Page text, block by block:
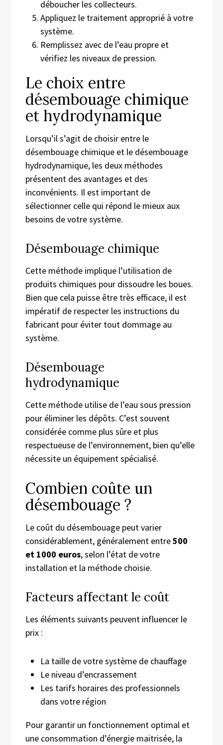
déboucher les collecteurs.
Appliquez le traitement approprié à votre
système.
Remplissez avec de l’eau propre et
vérifiez les niveaux de pression.
Le choix entre
désembouage chimique
et hydrodynamique
Lorsqu’il s’agit de choisir entre le
désembouage chimique et le désembouage
hydrodynamique, les deux méthodes
présentent des avantages et des
inconvénients. Il est important de
sélectionner celle qui répond le mieux aux
besoins de votre système.
Désembouage chimique
Cette méthode implique l’utilisation de
produits chimiques pour dissoudre les boues.
Bien que cela puisse être très efficace, il est
impératif de respecter les instructions du
fabricant pour éviter tout dommage au
système.
Désembouage
hydrodynamique
Cette méthode utilise de l’eau sous pression
pour éliminer les dépôts. C’est souvent
considérée comme plus sûre et plus
respectueuse de l’environnement, bien qu’elle
nécessite un équipement spécialisé.
Combien coûte un
désembouage ?
Le coût du désembouage peut varier
considérablement, généralement entre500
et 1000 euros, selon l’état de votre
installation et la méthode choisie.
Facteurs affectant le coût
Les éléments suivants peuvent influencer le
prix :
La taille de votre système de chauffage
Le niveau d’encrassement
Les tarifs horaires des professionnels
dans votre région
Pour garantir un fonctionnement optimal et
une consommation d’énergie maitrisée, la